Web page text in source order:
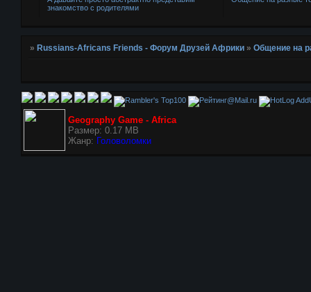
знакомство с родителями
»Russians-Africans Friends - Форум Друзей Африки »Общение на
Geography Game - Africa
Размер: 0.17 MB
Жанр: Головоломки